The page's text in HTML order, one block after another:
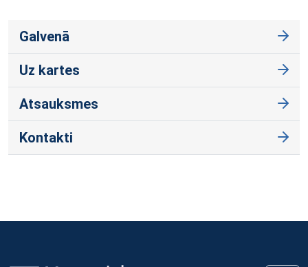
Galvenā
Uz kartes
Atsauksmes
Kontakti